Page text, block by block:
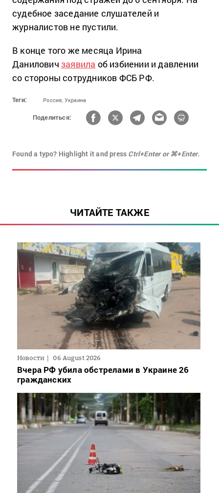
судебное заседание слушателей и
журналистов не пустили.
В конце того же месяца Ирина
Данилович заявила об избиении и давлении
со стороны сотрудников ФСБ РФ.
Теги: Россия, Украина
Поделиться:
Found a typo? Highlight it and press Ctrl+Enter or ⌘+Enter.
ЧИТАЙТЕ ТАКЖЕ
Новости 06 August 2026
Вчера РФ убила обстрелами в Украине 26
гражданских